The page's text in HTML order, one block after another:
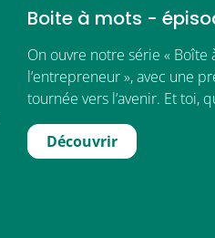
Boite à mots -
On ouvre notre série « Boîte
l’entrepreneur », avec une
tournée vers l’avenir. Et toi,
Découvrir